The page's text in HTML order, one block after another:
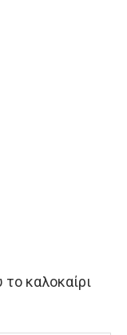
καλοκαίρι